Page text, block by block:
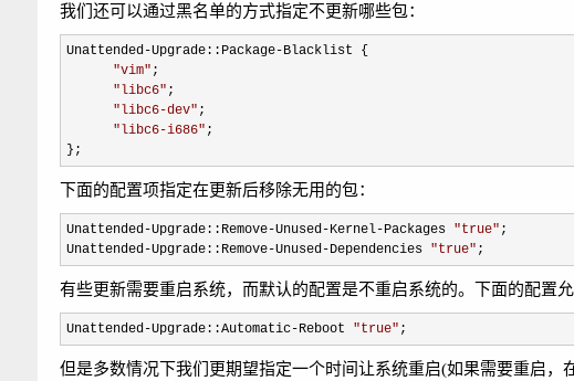
我们还可以通过黑名单的方式指定不更新哪些包：
Unattended-Upgrade::Package-Blacklist {
"vim" ;
" libc6" ;
" libc6-dev" ;
" libc6-i686" ;
};
下面的配置项指定在更新后移除无用的包：
Unattended-Upgrade::Remove-Unused-Kernel-Packages "true" ;
Unattended-Upgrade::Remove-Unused-Dependencies "true" ;
有些更新需要重启系统，而默认的配置是不重启系统的。下面的配置
Unattended-Upgrade::Automatic-Reboot "true" ;
但是多数情况下我们更期望指定一个时间让系统重启(如果需要重启，